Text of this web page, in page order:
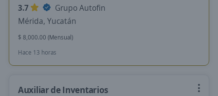
3.7
Grupo Autofin
Mérida, Yucatán
$ 8,000.00 (Mensual)
Hace 13 horas
Auxiliar de Inventarios